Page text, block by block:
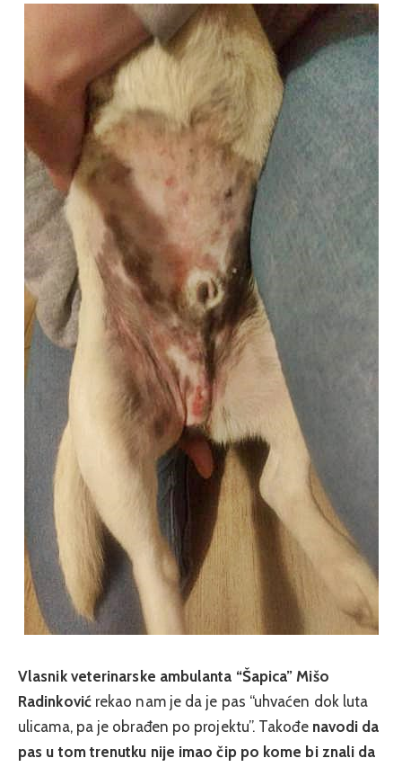
Vlasnik veterinarske ambulanta “Šapica” Mišo
Radinkovićrekao nam je da je pas “uhvaćen dok luta
ulicama, pa je obrađen po projektu”. Takođe navodi da
pas u tom trenutku nije imao čip po kome bi znali da